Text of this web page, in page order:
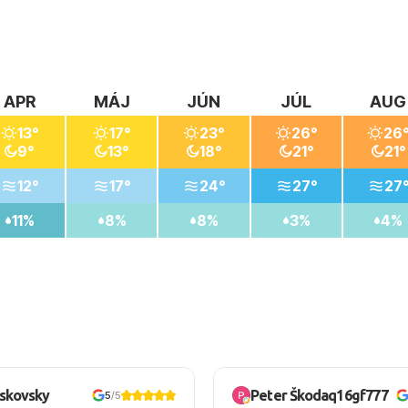
APR
13°
9°
12°
11%
MÁJ
17°
13°
17°
8%
JÚN
23°
18°
24°
8%
JÚL
26°
21°
27°
3%
AUG
21°
27°
4%
5/5 Peter Škodaq16gf777